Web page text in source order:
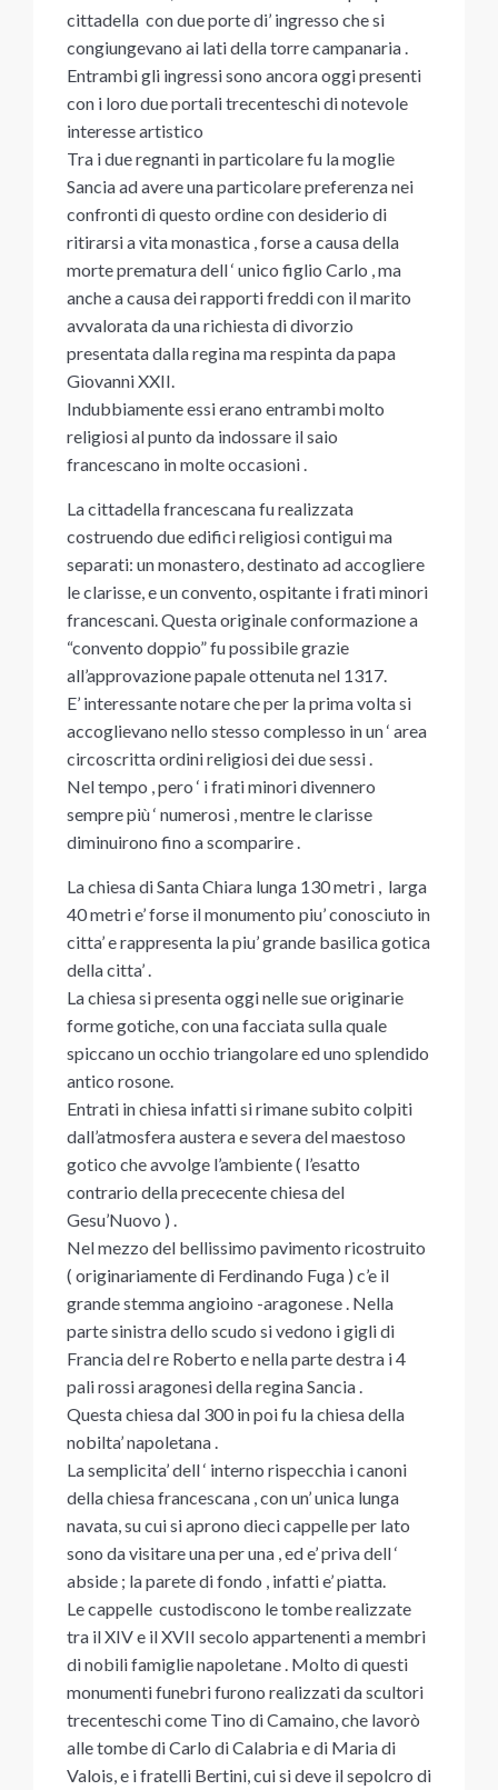
cittadella con due porte di’ ingresso che si
congiungevano ai lati della torre campanaria .
Entrambi gli ingressi sono ancora oggi presenti
con i loro due portali trecenteschi di notevole
interesse artistico
Tra i due regnanti in particolare fu la moglie
Sancia ad avere una particolare preferenza nei
confronti di questo ordine con desiderio di
ritirarsi a vita monastica , forse a causa della
morte prematura dell ‘ unico figlio Carlo , ma
anche a causa dei rapporti freddi con il marito
avvalorata da una richiesta di divorzio
presentata dalla regina ma respinta da papa
Giovanni XXII.
Indubbiamente essi erano entrambi molto
religiosi al punto da indossare il saio
francescano in molte occasioni .
La cittadella francescana fu realizzata
costruendo due edifici religiosi contigui ma
separati: un monastero, destinato ad accogliere
le clarisse, e un convento, ospitante i frati minori
francescani. Questa originale conformazione a
“convento doppio” fu possibile grazie
all’approvazione papale ottenuta nel 1317.
E’ interessante notare che per la prima volta si
accoglievano nello stesso complesso in un ‘ area
circoscritta ordini religiosi dei due sessi .
Nel tempo , pero ‘ i frati minori divennero
sempre più ‘ numerosi , mentre le clarisse
diminuirono fino a scomparire .
La chiesa di Santa Chiara lunga 130 metri , larga
40 metri e’ forse il monumento piu’ conosciuto in
citta’ e rappresenta la piu’ grande basilica gotica
della citta’ .
La chiesa si presenta oggi nelle sue originarie
forme gotiche, con una facciata sulla quale
spiccano un occhio triangolare ed uno splendido
antico rosone.
Entrati in chiesa infatti si rimane subito colpiti
dall’atmosfera austera e severa del maestoso
gotico che avvolge l’ambiente ( l’esatto
contrario della prececente chiesa del
Gesu’Nuovo ) .
Nel mezzo del bellissimo pavimento ricostruito
( originariamente di Ferdinando Fuga ) c’e il
grande stemma angioino -aragonese . Nella
parte sinistra dello scudo si vedono i gigli di
Francia del re Roberto e nella parte destra i 4
pali rossi aragonesi della regina Sancia .
Questa chiesa dal 300 in poi fu la chiesa della
nobilta’ napoletana .
La semplicita’ dell ‘ interno rispecchia i canoni
della chiesa francescana , con un’ unica lunga
navata, su cui si aprono dieci cappelle per lato
sono da visitare una per una , ed e’ priva dell ‘
abside ; la parete di fondo , infatti e’ piatta.
Le cappelle custodiscono le tombe realizzate
tra il XIV e il XVII secolo appartenenti a membri
di nobili famiglie napoletane . Molto di questi
monumenti funebri furono realizzati da scultori
trecenteschi come Tino di Camaino, che lavorò
alle tombe di Carlo di Calabria e di Maria di
Valois, e i fratelli Bertini, cui si deve il sepolcro di